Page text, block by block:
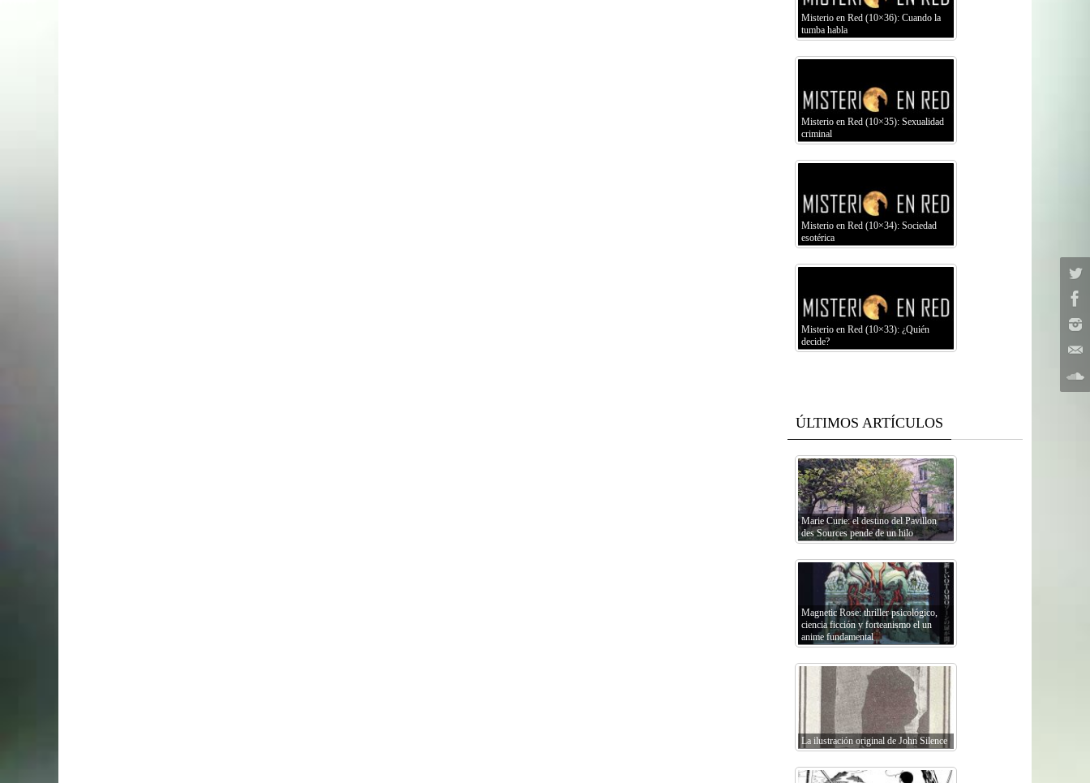
Misterio en Red (10×36): Cuando la
tumba habla
Misterio en Red (10×35): Sexualidad
criminal
Misterio en Red (10×34): Sociedad
esotérica
Misterio en Red (10×33): ¿Quién
decide?
ÚLTIMOS ARTÍCULOS
Marie Curie: el destino del Pavillon
des Sources pende de un hilo
Magnetic Rose: thriller psicológico,
ciencia ficción y forteanismo el un
anime fundamental
La ilustración original de John Silence